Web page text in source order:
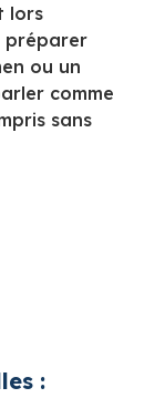
lors
préparer
ou un
comme
sans
: